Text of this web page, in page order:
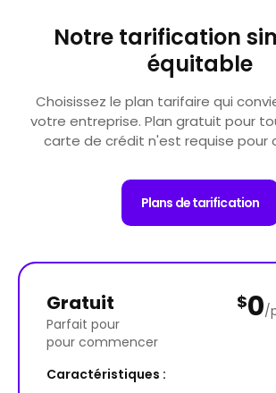
Notre tarification
équitable
Choisissez le plan tarifaire qui
votre entreprise. Plan gratuit pour
carte de crédit n'est requise pour
Plans de tarification
Gratuit
Parfait pour
pour commencer
$0/
Caractéristiques :